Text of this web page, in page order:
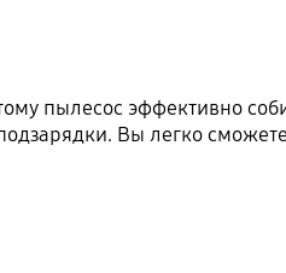
пылесос эффективно
Вы легко